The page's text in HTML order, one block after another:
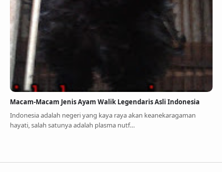
Macam-Macam Jenis Ayam Walik Legendaris Asli Indonesia
Indonesia adalah negeri yang kaya raya akan keanekaragaman
hayati, salah satunya adalah plasma nutf…